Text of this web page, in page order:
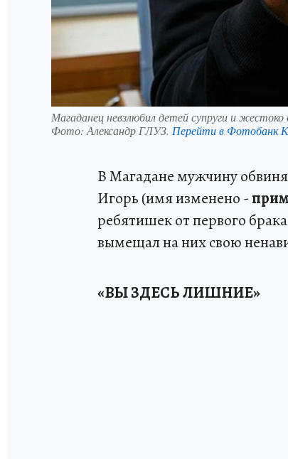
Магаданец невзлюбил детей супруги и
Фото: Александр ГЛУЗ. Перейти в Фотобанк
В Магадане мужчину
Игорь (имя изменено -
ребятишек от первого
вымещал на них свою
«ВЫ ЗДЕСЬ ЛИШНИЕ»